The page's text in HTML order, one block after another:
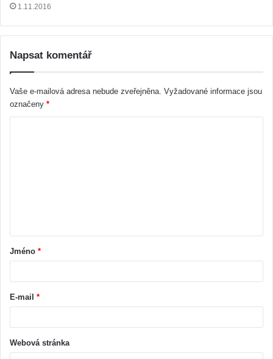
1.11.2016
Napsat komentář
Vaše e-mailová adresa nebude zveřejněna. Vyžadované informace jsou
označeny *
Jméno *
E-mail *
Webová stránka